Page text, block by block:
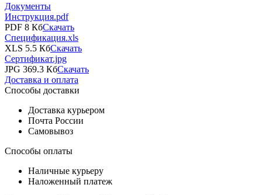
Документы
Инструкция.pdf
PDF 8 КбСкачать
Спецификация.xls
XLS 5.5 КбСкачать
Сертификат.jpg
JPG 369.3 КбСкачать
Доставка и оплата
Способы доставки
Доставка курьером
Почта России
Самовывоз
Способы оплаты
Наличные курьеру
Наложенный платеж